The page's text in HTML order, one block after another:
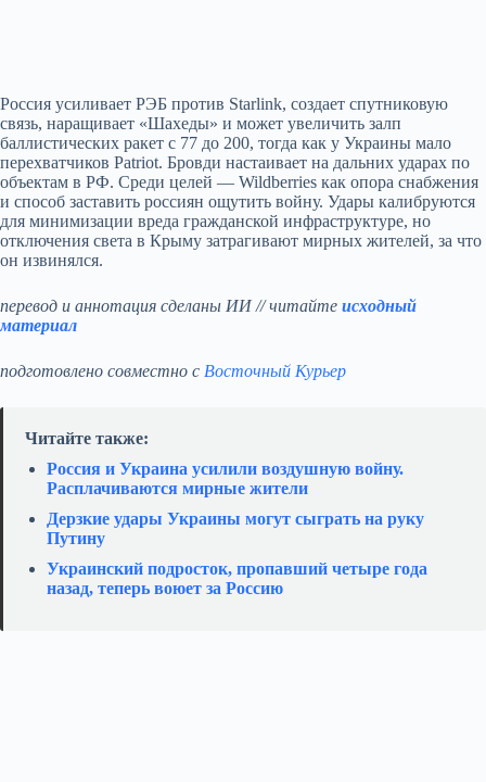
Россия усиливает РЭБ против Starlink, создает спутниковую
связь, наращивает «Шахеды» и может увеличить залп
баллистических ракет с 77 до 200, тогда как у Украины мало
перехватчиков Patriot. Бровди настаивает на дальних ударах по
объектам в РФ. Среди целей — Wildberries как опора снабжения
и способ заставить россиян ощутить войну. Удары калибруются
для минимизации вреда гражданской инфраструктуре, но
отключения света в Крыму затрагивают мирных жителей, за что
он извинялся.
перевод и аннотация сделаны ИИ // читайте исходный
материал
подготовлено совместно с Восточный Курьер
Читайте также:
Россия и Украина усилили воздушную войну.
Расплачиваются мирные жители
Дерзкие удары Украины могут сыграть на руку
Путину
Украинский подросток, пропавший четыре года
назад, теперь воюет за Россию